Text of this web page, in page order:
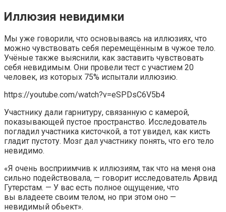
Иллюзия невидимки
Мы уже говорили, что основываясь на иллюзиях, что
можно чувствовать себя перемещённым в чужое тело.
Учёные также выяснили, как заставить чувствовать
себя невидимым. Они провели тест с участием 20
человек, из которых 75% испытали иллюзию.
https://youtube.com/watch?v=eSPDsC6V5b4
Участнику дали гарнитуру, связанную с камерой,
показывающей пустое пространство. Исследователь
погладил участника кисточкой, а тот увидел, как кисть
гладит пустоту. Мозг дал участнику понять, что его тело
невидимо.
«Я очень восприимчив к иллюзиям, так что на меня она
сильно подействовала, — говорит исследователь Арвид
Гутерстам. — У вас есть полное ощущение, что
вы владеете своим телом, но при этом оно —
невидимый обьект».